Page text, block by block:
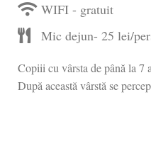
WIFI - gratuit
Mic dejun- 25 lei/
Copiii cu vârsta de până la 7
După această vârstă se